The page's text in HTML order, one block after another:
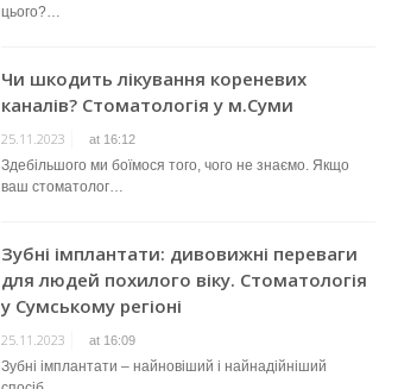
цього?…
Чи шкодить лікування кореневих
каналів? Стоматологія у м.Суми
25.11.2023 at 16:12
Здебільшого ми боїмося того, чого не знаємо. Якщо
ваш стоматолог…
Зубні імплантати: дивовижні переваги
для людей похилого віку. Стоматологія
у Сумському регіоні
25.11.2023 at 16:09
Зубні імплантати – найновіший і найнадійніший